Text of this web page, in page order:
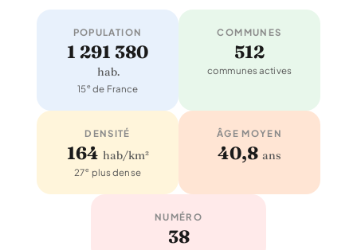
POPULATION
1 291 380
hab.
15e de France
COMMUNES
512
communes actives
DENSITÉ
164 hab/km²
27e plus dense
ÂGE MOYEN
40,8 ans
NUMÉRO
38